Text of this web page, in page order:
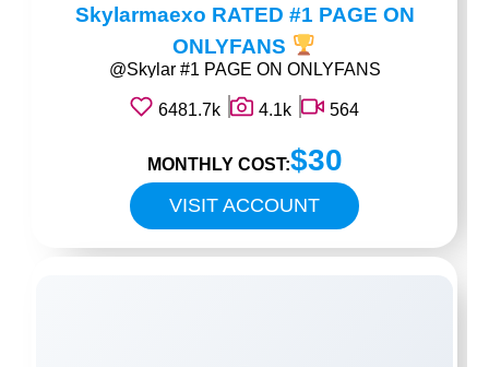
Skylarmaexo RATED #1 PAGE ON
ONLYFANS
@Skylar #1 PAGE ON ONLYFANS
6481.7k 4.1k 564
VISIT ACCOUNT
MONTHLY COST:$30